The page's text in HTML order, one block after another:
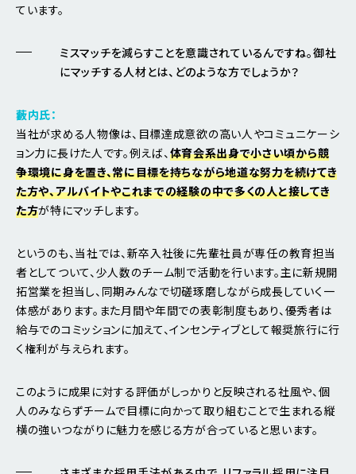
ています。
ミスマッチを減らすことを意識されているんですね。御社
にマッチする人材とは、どのような方でしょうか？
藪内氏：
当社が求める人物像は、目標達成意欲の高い人やコミュニケーシ
ョン力に長けた人です。例えば、 体育会系出身で小さい頃から競
争環境に身を置き、常に目標を持ちながら地道な努力を続けてき
た方や、アルバイトやこれまでの経験の中で多くの人と接してき
た方が特にマッチします。
というのも、当社では、新卒入社後に先輩社員が専任の教育担当
者としてついて、少人数のチーム制で活動を行います。主に新規開
拓営業を担当し、同期みんなで切磋琢磨しながら成長していく一
体感があります。また月間や年間での表彰制度もあり、優秀者は
給与でのコミッションに加えて、インセンティブとして報奨旅行に行
く権利が与えられます。
このように成果に対する評価がしっかりと反映される社風や、個
人のみならずチームで目標に向かって取り組むことで生まれる縦
横の強いつながりに魅力を感じる方が合っていると思います。